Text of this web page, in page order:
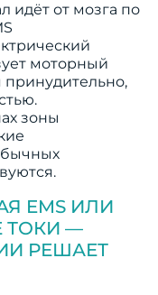
идёт от мозга по
моторный
зоны
EMS ИЛИ
ТОКИ —
РЕШАЕТ